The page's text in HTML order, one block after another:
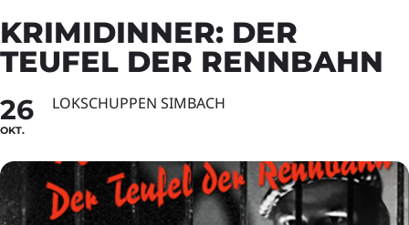
KRIMIDINNER: DER
TEUFEL DER RENNBAHN
26
OKT.
LOKSCHUPPEN SIMBACH